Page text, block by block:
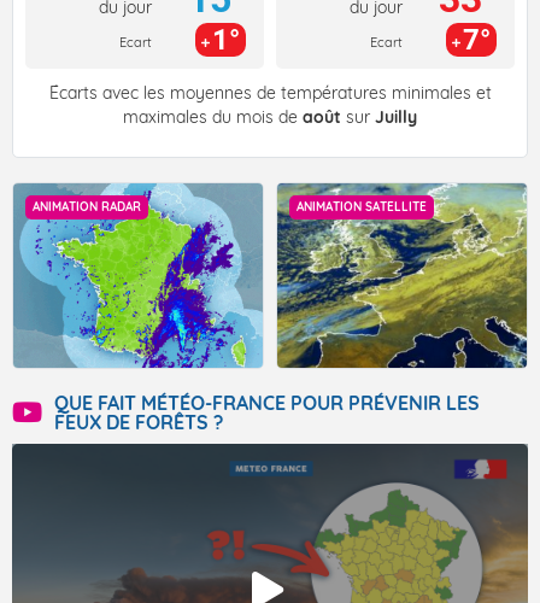
du jour
Ecart 1°
du jour
Ecart 7°
Écarts avec les moyennes de températures minimales et
maximales du mois de août sur Juilly
ANIMATION RADAR ANIMATION SATELLITE
QUE FAIT MÉTÉO-FRANCE POUR PRÉVENIR LES
FEUX DE FORÊTS ?